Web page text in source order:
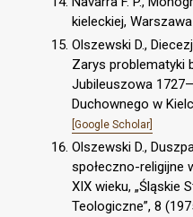
kieleckiej,
Olszewski D.,
Zarys problematyki
Jubileuszowa
Duchownego w
[Google Scholar]
Olszewski D.,
społeczno-religijne
XIX wieku, „Śląskie
Teologiczne”, 8